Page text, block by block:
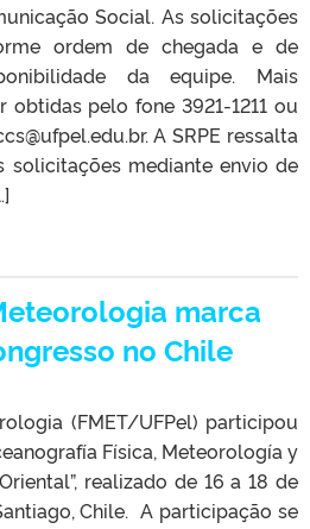
Social. As solicitações
ordem de chegada e de
da equipe. Mais
obtidas pelo fone 3921-1211 ou
A SRPE ressalta
solicitações mediante envio de
marca
no Chile
(FMET/UFPel) participou
Física, Meteorología y
realizado de 16 a 18 de
Chile. A participação se